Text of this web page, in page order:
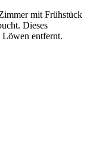
mit Frühstück
Dieses
Löwen entfernt.